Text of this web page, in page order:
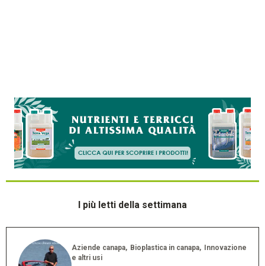
I più letti della settimana
Aziende canapa Bioplastica in canapa
Innovazione
e altri usi